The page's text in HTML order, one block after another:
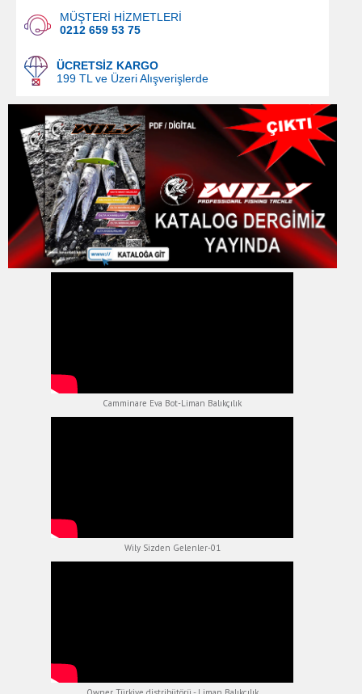
MÜŞTERİ HİZMETLERİ
0212 659 53 75
ÜCRETSİZ KARGO
199 TL ve Üzeri Alışverişlerde
Camminare Eva Bot-Liman Balıkçılık
Wily Sizden Gelenler-01